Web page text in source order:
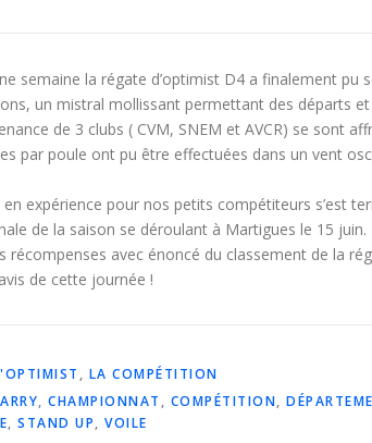
semaine la régate d’optimist D4 a finalement pu
un mistral mollissant permettant des départs et
de 3 clubs ( CVM, SNEM et AVCR) se sont
par poule ont pu être effectuées dans un vent
expérience pour nos petits compétiteurs s’est
de la saison se déroulant à Martigues le 15 juin.
récompenses avec énoncé du classement de la
de cette journée !
, LA COMPÉTITION
, CHAMPIONNAT , COMPÉTITION,
, STAND UP, VOILE